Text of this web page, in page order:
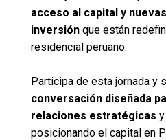
acceso al capital y
inversiónque están
residencial peruano.
Participa de esta jornada y
conversación diseñada
relaciones estratégicas
posicionando el capital en